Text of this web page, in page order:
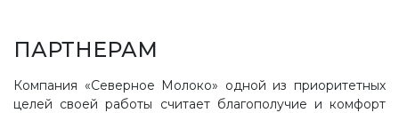
ПАРТНЕРАМ
Компания «Северное Молоко» одной из приоритетных
целей своей работы считает благополучие и комфорт